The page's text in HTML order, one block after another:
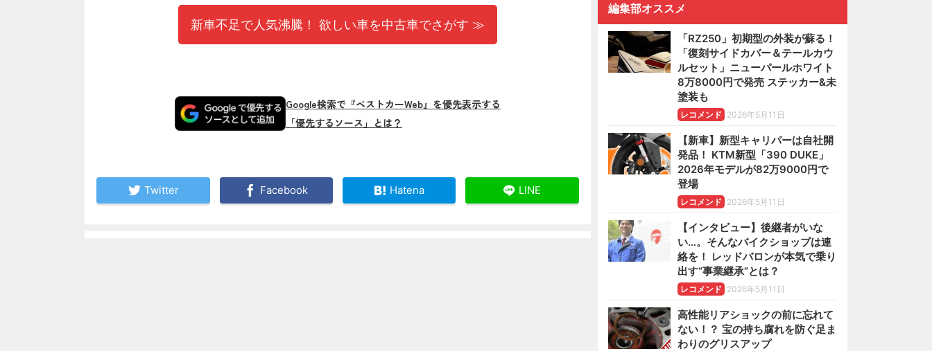
新車不足で人気沸騰！ 欲しい車を中古車でさがす ≫
Google検索で『ベストカーWeb』を優先表示する
「優先するソース」とは？
Twitter Facebook Hatena LINE
編集部オススメ
「RZ250」初期型の外装が蘇る！
「復刻サイドカバー＆テールカウ
ルセット」ニューパールホワイト
8万8000円で発売 ステッカー&未
塗装も
レコメンド 2026年5月11日
【新車】新型キャリパーは自社開
発品！ KTM新型「390 DUKE」
2026年モデルが82万9000円で
登場
レコメンド 2026年5月11日
【インタビュー】後継者がいな
い…。そんなバイクショップは連
絡を！ レッドバロンが本気で乗り
出す“事業継承”とは？
レコメンド 2026年5月11日
高性能リアショックの前に忘れて
ない！？ 宝の持ち腐れを防ぐ足ま
わりのグリスアップ